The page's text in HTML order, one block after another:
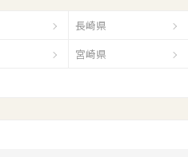
長崎県
宮崎県